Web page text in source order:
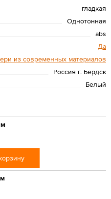
гладкая
Однотонная
abs
Да
из современных материалов
Россия г. Бердск
Белый